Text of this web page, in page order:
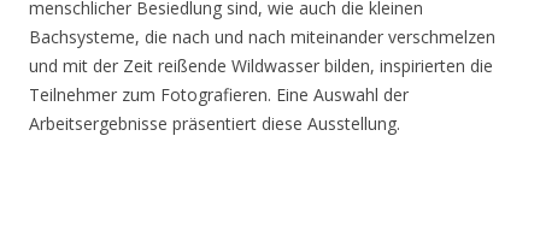
menschlicher Besiedlung sind, wie auch die kleinen
Bachsysteme, die nach und nach miteinander verschmelzen
und mit der Zeit reißende Wildwasser bilden, inspirierten die
Teilnehmer zum Fotografieren. Eine Auswahl der
Arbeitsergebnisse präsentiert diese Ausstellung.